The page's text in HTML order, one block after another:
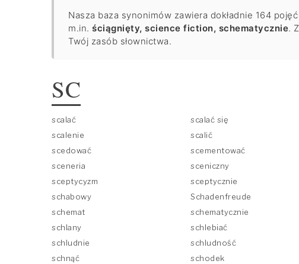
Nasza baza synonimów zawiera dokładnie 164
m.in. ściągnięty, science fiction, schematycznie.
Twój zasób słownictwa.
SC
scalać scalać się
scalenie
scalić
scedować
scementować
sceneria
sceniczny
sceptycyzm
sceptycznie
schabowy
Schadenfreude
schemat
schematycznie
schlany
schlebiać
schludnie
schludność
schnąć
schodek